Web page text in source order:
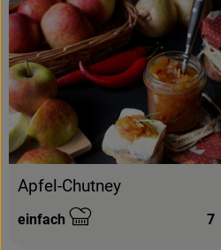
Apfel-Chutney
Schwierigkeit:
einfach 7